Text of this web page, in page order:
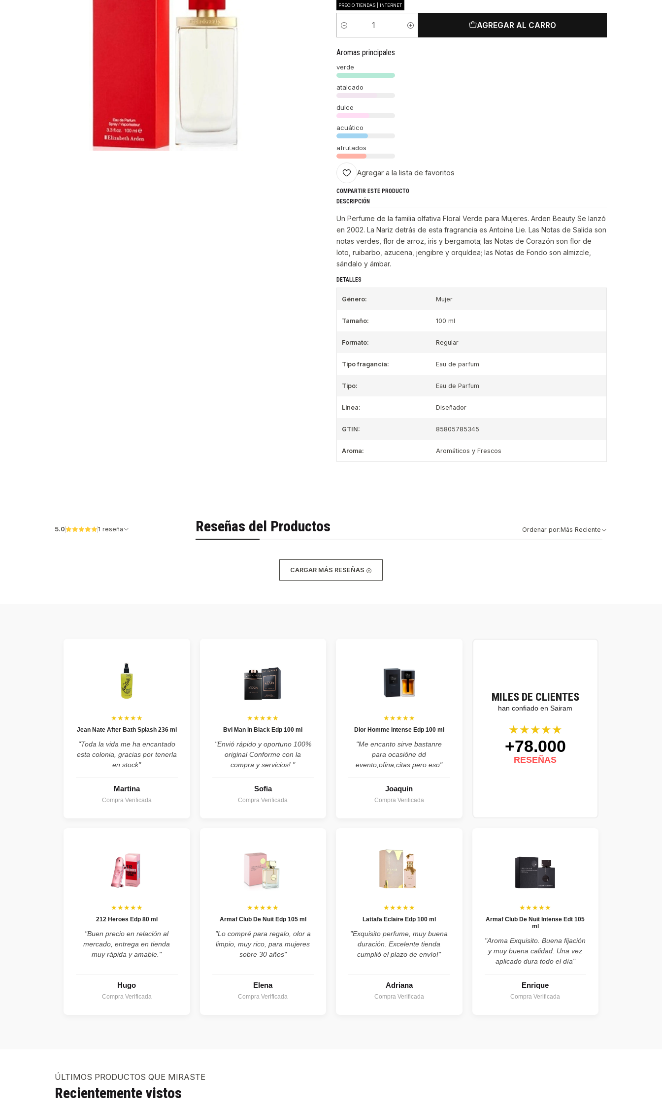
PRECIO TIENDAS | INTERNET
Cantidad
AGREGAR AL CARRO
Aromas principales
verde
atalcado
dulce
acuático
afrutados
Agregar a la lista de favoritos
COMPARTIR ESTE PRODUCTO
DESCRIPCIÓN
Un Perfume de la familia olfativa Floral Verde para Mujeres. Arden Beauty Se lanzó
en 2002. La Nariz detrás de esta fragrancia es Antoine Lie. Las Notas de Salida son
notas verdes, flor de arroz, iris y bergamota; las Notas de Corazón son flor de
loto, ruibarbo, azucena, jengibre y orquídea; las Notas de Fondo son almizcle,
sándalo y ámbar.
DETALLES
Género: Mujer
Tamaño: 100 ml
Formato: Regular
Tipo fragancia: Eau de parfum
Tipo: Eau de Parfum
Linea: Diseñador
GTIN: 85805785345
Aroma: Aromáticos y Frescos
Reseñas del Productos
5.0 1 reseña Ordenar por:Más Reciente
CARGAR MÁS RESEÑAS
MILES DE CLIENTES
han confiado en Sairam
★★★★★
+78.000
RESEÑAS
★★★★★
Jean Nate After Bath Splash 236 ml
"Toda la vida me ha encantado
esta colonia, gracias por tenerla
en stock"
Martina
Compra Verificada
★★★★★
Bvl Man In Black Edp 100 ml
"Envió rápido y oportuno 100%
original Conforme con la
compra y servicios! "
Sofia
Compra Verificada
★★★★★
Dior Homme Intense Edp 100 ml
"Me encanto sirve bastanre
para ocasióne dd
evento,ofina,citas pero eso"
Joaquin
Compra Verificada
★★★★★
212 Heroes Edp 80 ml
"Buen precio en relación al
mercado, entrega en tienda
muy rápida y amable."
Hugo
Compra Verificada
★★★★★
Armaf Club De Nuit Edp 105 ml
"Lo compré para regalo, olor a
limpio, muy rico, para mujeres
sobre 30 años"
Elena
Compra Verificada
★★★★★
Lattafa Eclaire Edp 100 ml
"Exquisito perfume, muy buena
duración. Excelente tienda
cumplió el plazo de envío!"
Adriana
Compra Verificada
★★★★★
Armaf Club De Nuit Intense Edt 105
ml
"Aroma Exquisito. Buena fijación
y muy buena calidad. Una vez
aplicado dura todo el día"
Enrique
Compra Verificada
ÚLTIMOS PRODUCTOS QUE MIRASTE
Recientemente vistos